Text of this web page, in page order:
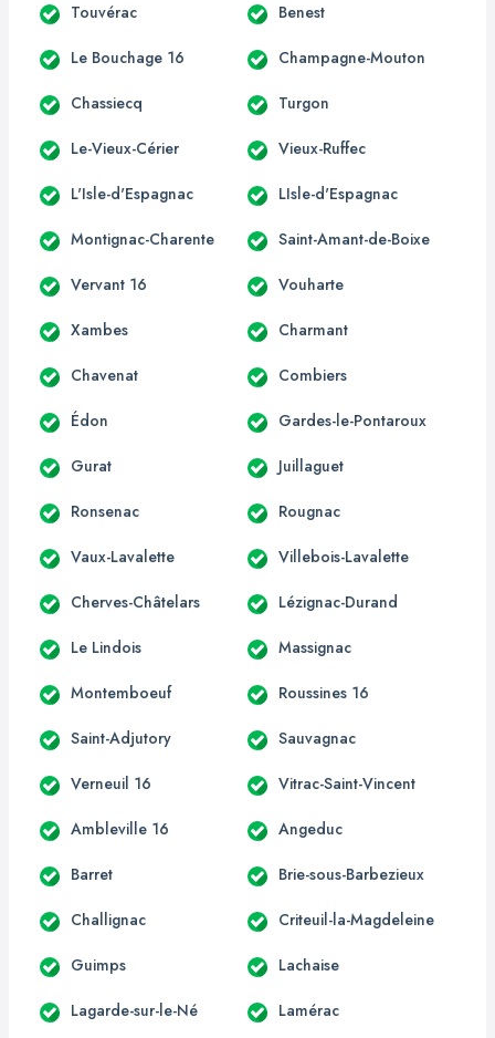
Touvérac Benest
Le Bouchage 16 Champagne-Mouton
Chassiecq Turgon
Le-Vieux-Cérier Vieux-Ruffec
L'Isle-d'Espagnac LIsle-d'Espagnac
Montignac-Charente Saint-Amant-de-Boixe
Vervant 16 Vouharte
Xambes Charmant
Chavenat Combiers
Édon Gardes-le-Pontaroux
Gurat Juillaguet
Ronsenac Rougnac
Vaux-Lavalette Villebois-Lavalette
Cherves-Châtelars Lézignac-Durand
Le Lindois Massignac
Montemboeuf Roussines 16
Saint-Adjutory Sauvagnac
Verneuil 16 Vitrac-Saint-Vincent
Ambleville 16 Angeduc
Barret Brie-sous-Barbezieux
Challignac Criteuil-la-Magdeleine
Guimps Lachaise
Lagarde-sur-le-Né Lamérac